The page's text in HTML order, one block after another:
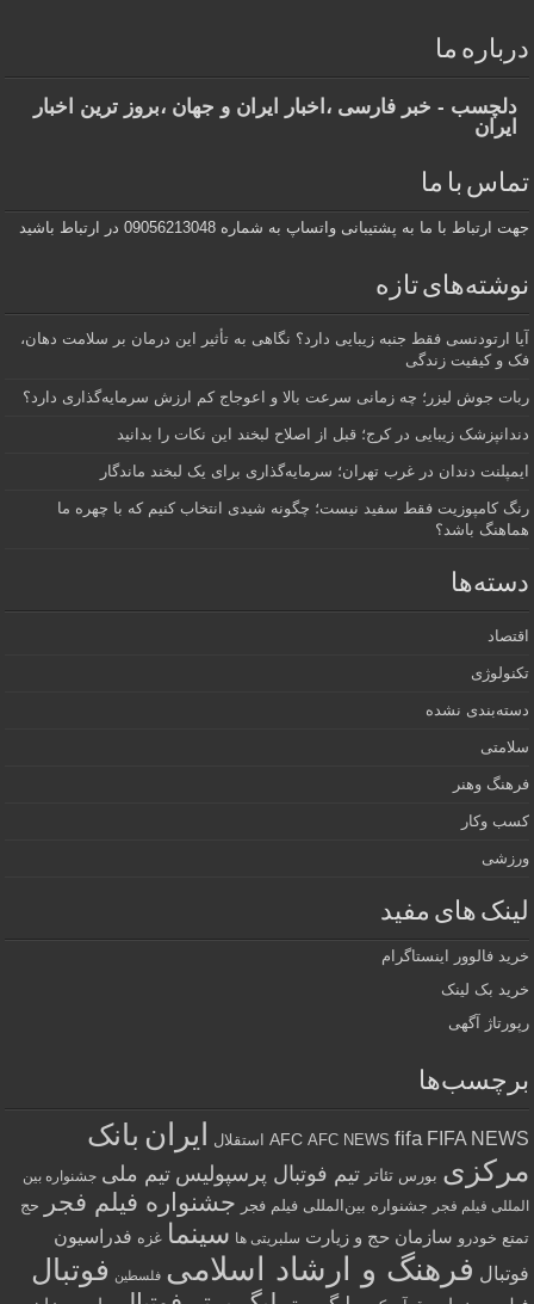
درباره ما
دلچسب - خبر فارسی ،اخبار ایران و جهان ،بروز ترین اخبار
ایران
تماس با ما
جهت ارتباط با ما به پشتیبانی واتساپ به شماره 09056213048 در ارتباط باشید
نوشته‌های تازه
آیا ارتودنسی فقط جنبه زیبایی دارد؟ نگاهی به تأثیر این درمان بر سلامت دهان،
فک و کیفیت زندگی
ربات جوش لیزر؛ چه زمانی سرعت بالا و اعوجاج کم ارزش سرمایه‌گذاری دارد؟
دندانپزشک زیبایی در کرج؛ قبل از اصلاح لبخند این نکات را بدانید
ایمپلنت دندان در غرب تهران؛ سرمایه‌گذاری برای یک لبخند ماندگار
رنگ کامپوزیت فقط سفید نیست؛ چگونه شیدی انتخاب کنیم که با چهره ما
هماهنگ باشد؟
دسته‌ها
اقتصاد
تکنولوژی
دسته‌بندی نشده
سلامتی
فرهنگ وهنر
کسب وکار
ورزشی
لینک های مفید
خرید فالوور اینستاگرام
خرید بک لینک
رپورتاژ آگهی
برچسب‌ها
AFC AFC NEWS fifa FIFA NEWS استقلال ایران بانک
مرکزی بورس تئاتر تیم فوتبال پرسپولیس تیم ملی جشنواره بین
المللی فیلم فجر جشنواره بین‌المللی فیلم فجر جشنواره فیلم فجر
حج
تمتع خودرو سازمان حج و زیارت سلبریتی ها سینما غزه فدراسیون
فوتبال فرهنگ و ارشاد اسلامی فلسطین فوتبال